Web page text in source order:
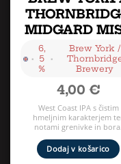
MIDGARD
•
6,
5
%
•
Brew York /
Brewery
4,00 €
West Coast IPA s čistim
hmeljnim karakterjem
notami grenivke in bora.
Dodaj v košarico